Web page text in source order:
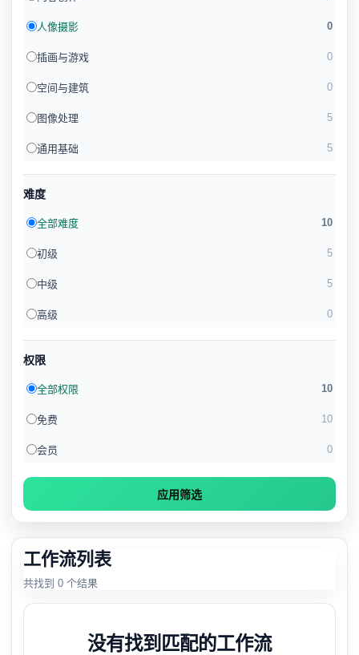
人像摄影 0
插画与游戏 0
空间与建筑 0
图像处理 5
通用基础 5
难度
全部难度 10
初级 5
中级 5
高级 0
权限
全部权限 10
免费 10
会员 0
应用筛选
工作流列表
共找到 0 个结果
没有找到匹配的工作流